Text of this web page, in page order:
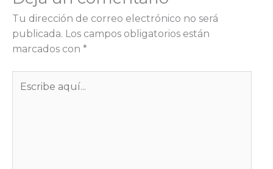
Tu dirección de correo electrónico no será
publicada. Los campos obligatorios están
marcados con *
aquí...